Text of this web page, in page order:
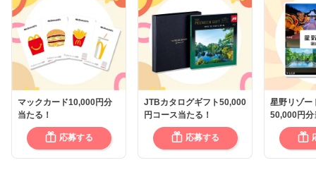
マックカード10,000円分
当たる！
応募する
JTBカタログギフト50,000
円コース当たる！
応募する
星野リゾー
50,000円分